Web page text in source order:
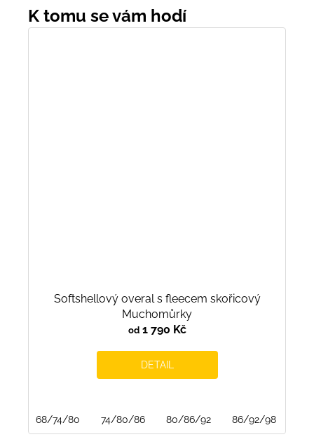
Softshellový overal s fleecem skořicový
Muchomůrky
od1 790 Kč
DETAIL
68/74/80 74/80/86 80/86/92 86/92/98